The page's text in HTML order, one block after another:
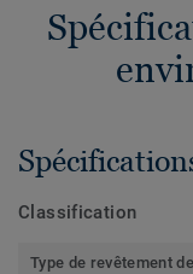
Classification
Type de revêtement